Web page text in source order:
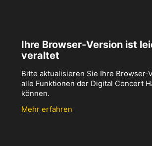
Ihre Browser-Version ist
veraltet
Bitte aktualisieren Sie Ihre Browser-
alle Funktionen der Digital Concert
können.
Mehr erfahren